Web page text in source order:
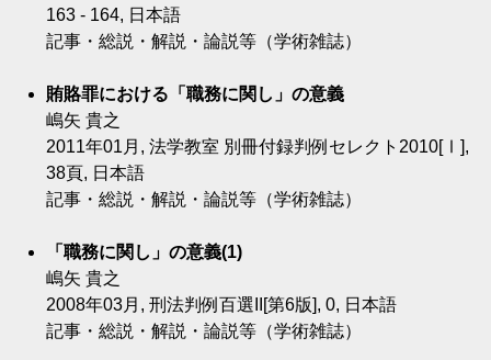
163 - 164, 日本語
記事・総説・解説・論説等（学術雑誌）
賄賂罪における「職務に関し」の意義
嶋矢 貴之
2011年01月, 法学教室 別冊付録判例セレクト2010[Ⅰ],
38頁, 日本語
記事・総説・解説・論説等（学術雑誌）
「職務に関し」の意義(1)
嶋矢 貴之
2008年03月, 刑法判例百選II[第6版], 0, 日本語
記事・総説・解説・論説等（学術雑誌）